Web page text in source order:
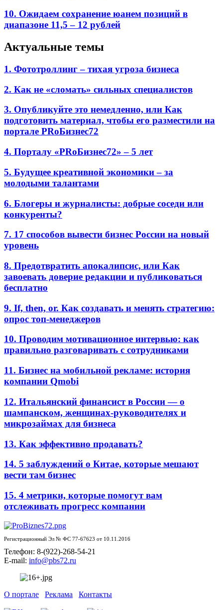
10. Ожидаем сохранение юанем позиций в
диапазоне 11,5 – 12 рублей
Актуальные темы
1. Фототроллинг – тихая угроза бизнеса
2. Как не «сломать» сильных специалистов
3. Опубликуйте это немедленно, или Как
подготовить материал, чтобы его разместили на
портале PRоБизнес72
4. Порталу «PRоБизнес72» – 5 лет
5. Будущее креативной экономики – за
молодыми талантами
6. Блогеры и журналисты: добрые соседи или
конкуренты?
7. 17 способов вывести бизнес России на новый
уровень
8. Предотвратить апокалипсис, или Как
завоевать доверие редакции и публиковаться
бесплатно
9. If, then, or. Как создавать и менять стратегию:
опрос топ-менеджеров
10. Проводим мотивационное интервью: как
правильно разговаривать с сотрудниками
11. Бизнес на мобильной рекламе: история
компании Qmobi
12. Итальянский финансист в России — о
шампанском, женщинах-руководителях и
микрозаймах для бизнеса
13. Как эффективно продавать?
14. 5 заблуждений о Китае, которые мешают
вести там бизнес
15. 4 метрики, которые помогут вам
отслеживать прогресс компании
Регистрационный Эл № ФС 77-67623 от 10.11.2016
Телефон: 8-(922)-268-54-21
E-mail: info@pbs72.ru
О портале Реклама Контакты